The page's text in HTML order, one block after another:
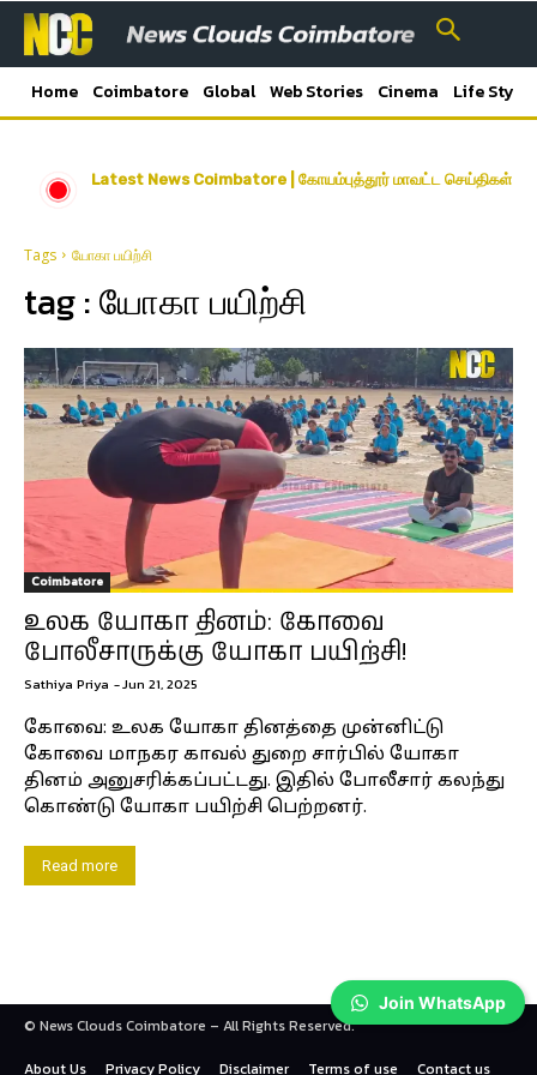
Home Coimbatore Global Web Stories Cinema Life Style
Latest News Coimbatore | கோயம்புத்தூர் மாவட்ட செய்திகள்
Tags யோகா பயிற்சி
tag :யோகா பயிற்சி
Coimbatore
உலக யோகா தினம்: கோவை
போலீசாருக்கு யோகா பயிற்சி!
Sathiya Priya -Jun 21, 2025
கோவை: உலக யோகா தினத்தை முன்னிட்டு
கோவை மாநகர காவல் துறை சார்பில் யோகா
தினம் அனுசரிக்கப்பட்டது. இதில் போலீசார் கலந்து
கொண்டு யோகா பயிற்சி பெற்றனர்.
Read more
© News Clouds Coimbatore – All Rights Reserved.
About Us
Privacy Policy Disclaimer Terms of use Contact us
Join WhatsApp